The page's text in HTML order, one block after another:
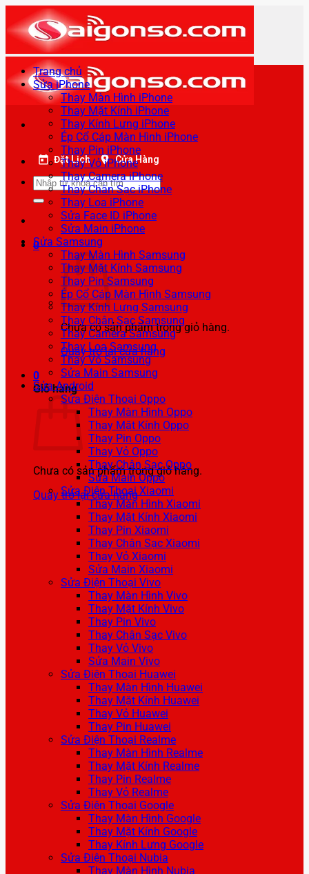
qua
nội
dung
Đặt Lịch Cửa Hàng
Tìm
kiếm:
0
Chưa có sản phẩm trong giỏ hàng.
Quay trở lại cửa hàng
0
Giỏ hàng
Chưa có sản phẩm trong giỏ hàng.
Quay trở lại cửa hàng
Trang chủ
Sửa iPhone
Thay Màn Hình iPhone
Thay Mặt Kính iPhone
Thay Kính Lưng iPhone
Ép Cổ Cáp Màn Hình iPhone
Thay Pin iPhone
Thay Vỏ iPhone
Thay Camera iPhone
Thay Chân Sạc iPhone
Thay Loa iPhone
Sửa Face ID iPhone
Sửa Main iPhone
Sửa Samsung
Thay Màn Hình Samsung
Thay Mặt Kính Samsung
Thay Pin Samsung
Ép Cổ Cáp Màn Hình Samsung
Thay Kính Lưng Samsung
Thay Chân Sạc Samsung
Thay Camera Samsung
Thay Loa Samsung
Thay Vỏ Samsung
Sửa Main Samsung
Sửa Android
Sửa Điện Thoại Oppo
Thay Màn Hình Oppo
Thay Mặt Kính Oppo
Thay Pin Oppo
Thay Vỏ Oppo
Thay Chân Sạc Oppo
Sửa Main Oppo
Sửa Điện Thoại Xiaomi
Thay Màn Hình Xiaomi
Thay Mặt Kính Xiaomi
Thay Pin Xiaomi
Thay Chân Sạc Xiaomi
Thay Vỏ Xiaomi
Sửa Main Xiaomi
Sửa Điện Thoại Vivo
Thay Màn Hình Vivo
Thay Mặt Kính Vivo
Thay Pin Vivo
Thay Chân Sạc Vivo
Thay Vỏ Vivo
Sửa Main Vivo
Sửa Điện Thoại Huawei
Thay Màn Hình Huawei
Thay Mặt Kính Huawei
Thay Vỏ Huawei
Thay Pin Huawei
Sửa Điện Thoại Realme
Thay Màn Hình Realme
Thay Mặt Kính Realme
Thay Pin Realme
Thay Vỏ Realme
Sửa Điện Thoại Google
Thay Màn Hình Google
Thay Mặt Kính Google
Thay Kính Lưng Google
Sửa Điện Thoại Nubia
Thay Màn Hình Nubia